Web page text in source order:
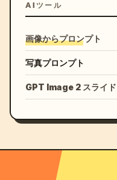
AIツール
画像からプロンプト
写真プロンプト
GPT Image 2 スライド